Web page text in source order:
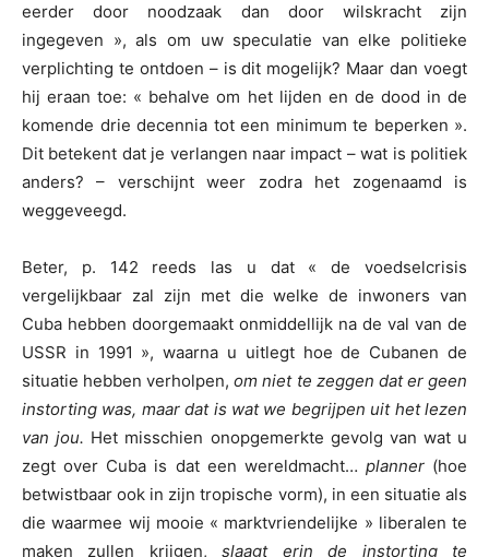
eerder door noodzaak dan door wilskracht zijn
ingegeven », als om uw speculatie van elke politieke
verplichting te ontdoen – is dit mogelijk? Maar dan voegt
hij eraan toe: « behalve om het lijden en de dood in de
komende drie decennia tot een minimum te beperken ».
Dit betekent dat je verlangen naar impact – wat is politiek
anders? – verschijnt weer zodra het zogenaamd is
weggeveegd.
Beter, p. 142 reeds las u dat « de voedselcrisis
vergelijkbaar zal zijn met die welke de inwoners van
Cuba hebben doorgemaakt onmiddellijk na de val van de
USSR in 1991 », waarna u uitlegt hoe de Cubanen de
situatie hebben verholpen,om niet te zeggen dat er geen
instorting was, maar dat is wat we begrijpen uit het lezen
van jou. Het misschien onopgemerkte gevolg van wat u
zegt over Cuba is dat een wereldmacht… planner(hoe
betwistbaar ook in zijn tropische vorm), in een situatie als
die waarmee wij mooie « marktvriendelijke » liberalen te
maken zullen krijgen,slaagt erin de instorting te